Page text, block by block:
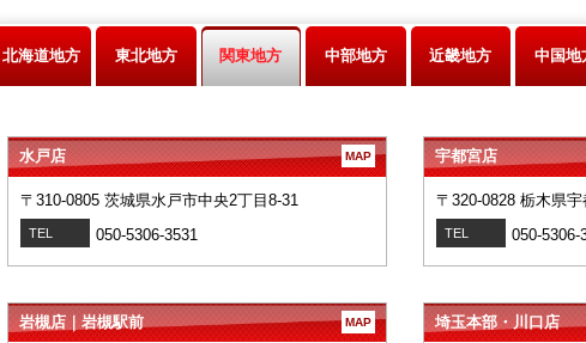
北海道地方 東北地方 関東地方 中部地方 近畿地方 中国地
水戸店 MAP
〒310-0805 茨城県水戸市中央2丁目8-31
TEL 050-5306-3531
宇都宮店
〒320-0828 栃木県
TEL 050-5306-
岩槻店｜岩槻駅前 MAP 埼玉本部・川口店